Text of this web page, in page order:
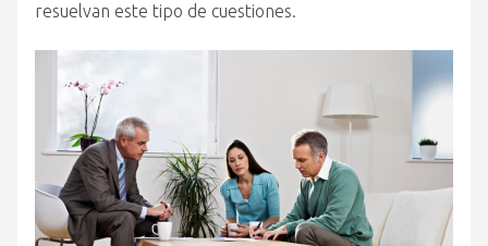
resuelvan este tipo de cuestiones.